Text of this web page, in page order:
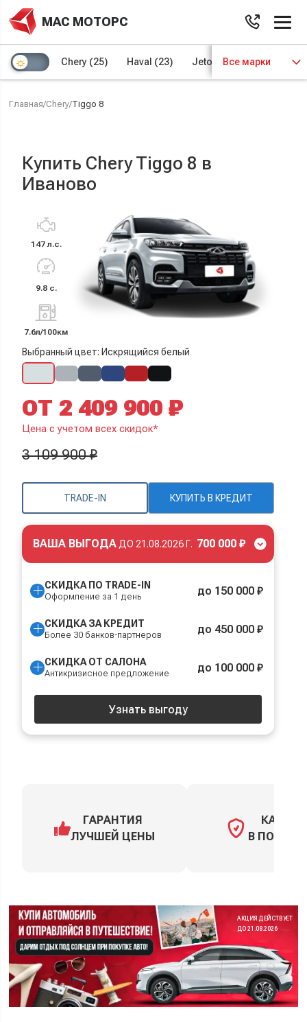
МАС МОТОРС
Chery (25) Haval (23) Jetour (8) Kaiyi (4)
Все марки
Главная/Chery/Tiggo 8
Купить Chery Tiggo 8 в
Иваново
147 л.с.
9.8 с.
7.6л/100км
Выбранный цвет: Искрящийся белый
TRADE-IN КУПИТЬ В КРЕДИТ
ОТ 2 409 900 ₽
Цена с учетом всех скидок*
3 109 900 ₽
ВАША ВЫГОДА ДО 21.08.2026 Г. 700 000 ₽
СКИДКА ПО TRADE-IN
Оформление за 1 день до 150 000 ₽
СКИДКА ЗА КРЕДИТ
Более 30 банков-партнеров до 450 000 ₽
СКИДКА ОТ САЛОНА
Антикризисное предложение до 100 000 ₽
Узнать выгоду
ГАРАНТИЯ
ЛУЧШЕЙ ЦЕНЫ
КАСКО
В
АКЦИЯ ДЕЙСТВУЕТ
ДО 21.08.2026